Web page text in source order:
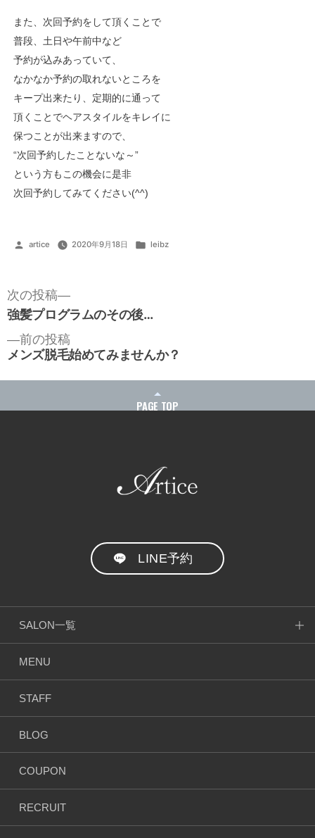
また、次回予約をして頂くことで
普段、土日や午前中など
予約が込みあっていて、
なかなか予約の取れないところを
キープ出来たり、定期的に通って
頂くことでヘアスタイルをキレイに
保つことが出来ますので、
“次回予約したことないな～”
という方もこの機会に是非
次回予約してみてください(^^)
投
稿
artice 2020年9月18日 カ
テ
leibz
投
稿
ナ
ビ
シ
ン
前の投稿
の
メンズ脱毛始めてみませんか？
次の投稿
次
の
稿:
強髪プログラムのその後…
PAGE TOP
LINE予約
SALON一覧
MENU
STAFF
BLOG
COUPON
RECRUIT